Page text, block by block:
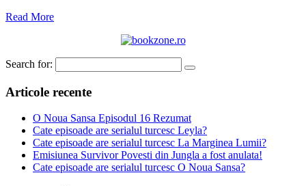
Read More
Search for:
Articole recente
O Noua Sansa Episodul 16 Rezumat
Cate episoade are serialul turcesc Leyla?
Cate episoade are serialul turcesc La Marginea Lumii?
Emisiunea Survivor Povesti din Jungla a fost anulata!
Cate episoade are serialul turcesc O Noua Sansa?